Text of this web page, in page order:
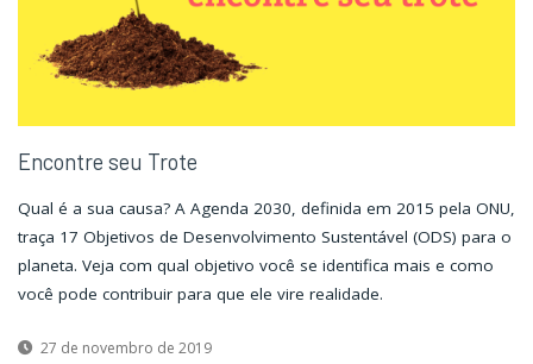
Encontre seu Trote
Qual é a sua causa? A Agenda 2030, definida em 2015 pela ONU,
traça 17 Objetivos de Desenvolvimento Sustentável (ODS) para o
planeta. Veja com qual objetivo você se identifica mais e como
você pode contribuir para que ele vire realidade.
27 de novembro de 2019